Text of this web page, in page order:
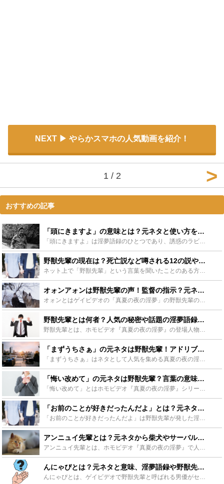
NEXT やらかスマホの人気動画を紹介！
1 / 2
おすすめの記事
「頭にきますよ」の意味とは？元ネタと使い方を紹介！野獣先輩の淫夢語録も！ - Leisurego(レジャーゴー)
「頭にきますよ」は淫夢語録のひとつであり、誘惑のラビリンス第3章での野獣先輩のセリフです。「頭にきますよ」は使い勝手が良いことから人気の淫夢語録のひとつです。この記事では、「頭にきますよ」の意味や元...
野獣先輩の現在は？死亡説など噂される12の説や目撃情報をご紹介 - Leisurego(レジャーゴー)
ネット上で「野獣先輩」という言葉を聞いたことのある方は多いのではないでしょうか？野獣先輩とはゲイビデオに登場した男優であり、彼の現在については様々な説がささやかれています。この記事では、野獣先輩の現...
オォンアォンは野獣先輩の声！監督の指示？元ネタや使い方を紹介！ - Leisurego(レジャーゴー)
オォンとはゲイビデオの「真夏の夜の淫夢」の野獣先輩の喘ぎ声です。独特の喘ぎ声は様々なネタで使われ話題となりました。オォンがTwitterのトレンド入りした時には、実際は違うものの誰もが野獣先輩のオォ...
野獣先輩とは何者？人気の秘密や話題の淫夢語録・動画など徹底解説！ - Leisurego(レジャーゴー)
野獣先輩とは、ホモビデオ『真夏の夜の淫夢』の登場人物です。彼の特徴的な演技と「イキスギィ！」や「114514」などのセリフはネットで注目を集め、“淫夢”という一大ジャンルを築き上げました。そんな野獣...
「まずうちさぁ」の元ネタは野獣先輩！アドリブ説の検証や派生スレまとめ - Leisurego(レジャーゴー)
「まずうちさぁ」はネタとして人気を集める真夏の夜の淫夢の「野獣先輩」のセリフです。この記事では「まずうちさぁ」の派生ネタ、そして野獣先輩とは何者なのか・どうして人気なのか、野獣先輩の他の名言（淫夢語...
「悔い改めて」の元ネタは野獣先輩？言葉の意味や空耳淫夢語録など紹介 - Leisurego(レジャーゴー)
「悔い改めて」とはホモビデオ『真夏の夜の淫夢』シリーズの第四章にて、野獣先輩による発言の空耳から生まれた言葉です。ネット上で人気の“淫夢語録”の1つとしても知られています。この記事では「悔い改めて」...
「お前のことが好きだったんだよ」とは？元ネタやその他淫夢語録まとめ - Leisurego(レジャーゴー)
「お前のことが好きだったんだよ」は野獣先輩が発した淫夢語録の1つです。ネットで人気があり、「お前のことが好きだったんだよ」の言葉を使った素材も多く作られています。この記事では野獣先輩の名言「お前のこ...
アンニュイ先輩とは？元ネタから柴犬やサーバルなどの派生ネタなど紹介 - Leisurego(レジャーゴー)
アンニュイ先輩とは、ホモビデオ『真夏の夜の淫夢』で人気の野獣先輩が見せた全てを悟ったような表情から付けられた、野獣先輩の別名のこと。ネットではアンニュイ先輩の表情をする柴犬なども話題に？今回はアンニ...
んにゃぴとは？元ネタと意味、淫夢語録や野獣先輩についても紹介！ - Leisurego(レジャーゴー)
んにゃぴとは、ゲイビデオで野獣先輩と呼ばれる男優がセリフを言い間違え、しかしそれが面白かったのでネットで流行ったフレーズです。この記事ではそんなセリフの元ネタや使い方、そしてそれが収録されている淫夢...